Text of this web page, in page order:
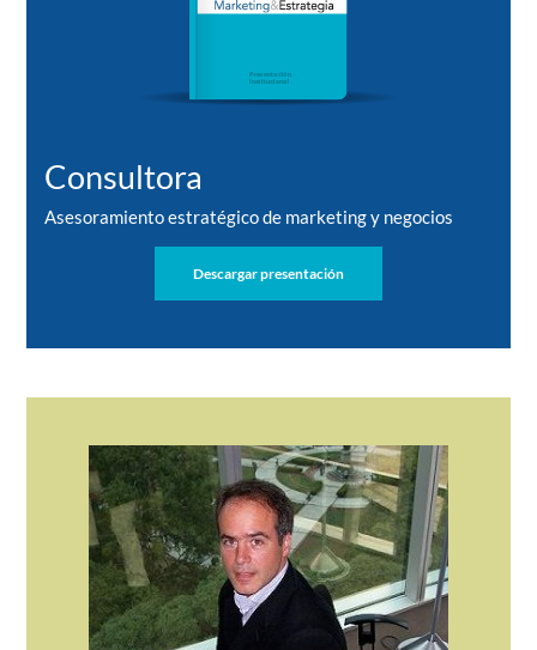
Consultora
Asesoramiento estratégico de marketing y negocios
Descargar presentación